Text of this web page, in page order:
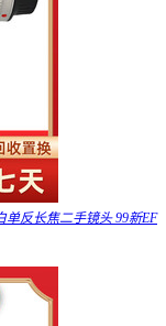
单反长焦二手镜头 99新EF